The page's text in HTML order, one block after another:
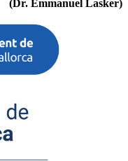
(Dr. Emmanuel Lasker)